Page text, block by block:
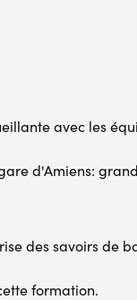
avec les
d'Amiens:
des savoirs de
formation.